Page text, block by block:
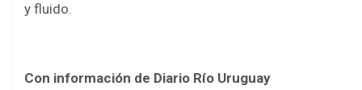
y fluido.
Con información de Diario Río Uruguay